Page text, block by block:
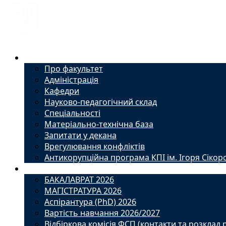
Про факультет
Адміністрація
Кафедри
Науково-педагогічний склад
Спеціальності
Матеріально-технічна база
Запитати у декана
Врегулювання конфліктів
Антикорупційна програма КПІ ім. Ігоря
БАКАЛАВРАТ 2026
МАГІСТРАТУРА 2026
Аспірантура (PhD) 2026
Вартість навчання 2026/2027